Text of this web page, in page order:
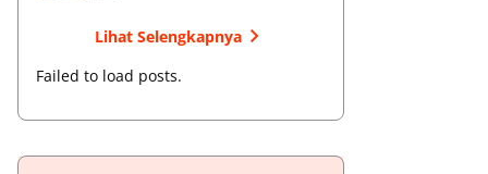
Lihat Selengkapnya
Failed to load posts.